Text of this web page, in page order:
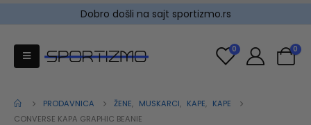
Dobro došli na sajt sportizmo.rs
0 0
PRODAVNICA ŽENE, MUSKARCI, KAPE, KAPE
CONVERSE KAPA GRAPHIC BEANIE